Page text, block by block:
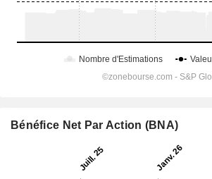
Bénéfice Net Par Action (BNA)